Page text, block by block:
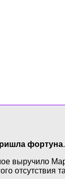
фортуна.
выручило